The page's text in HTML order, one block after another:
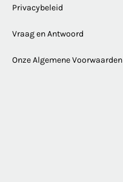
Privacybeleid
Vraag en Antwoord
Onze Algemene Voorwaarden